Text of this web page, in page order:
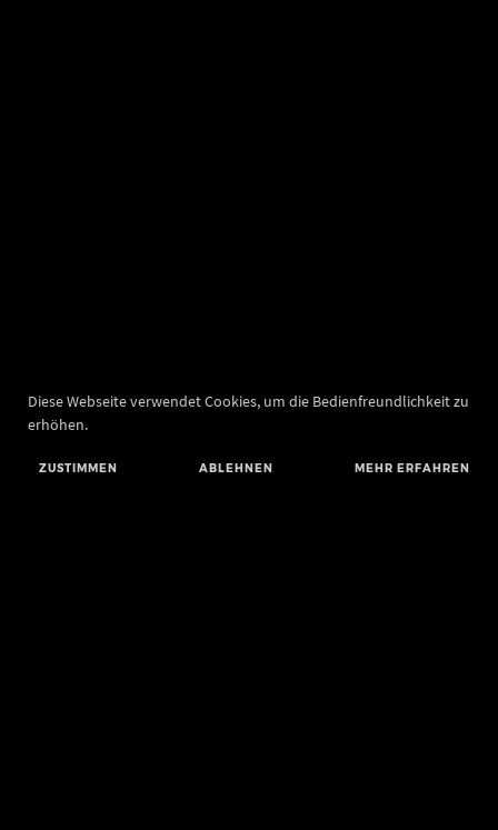
Diese Webseite verwendet Cookies, um die Bedienfreundlichkeit zu
erhöhen.
ZUSTIMMEN ABLEHNEN MEHR ERFAHREN